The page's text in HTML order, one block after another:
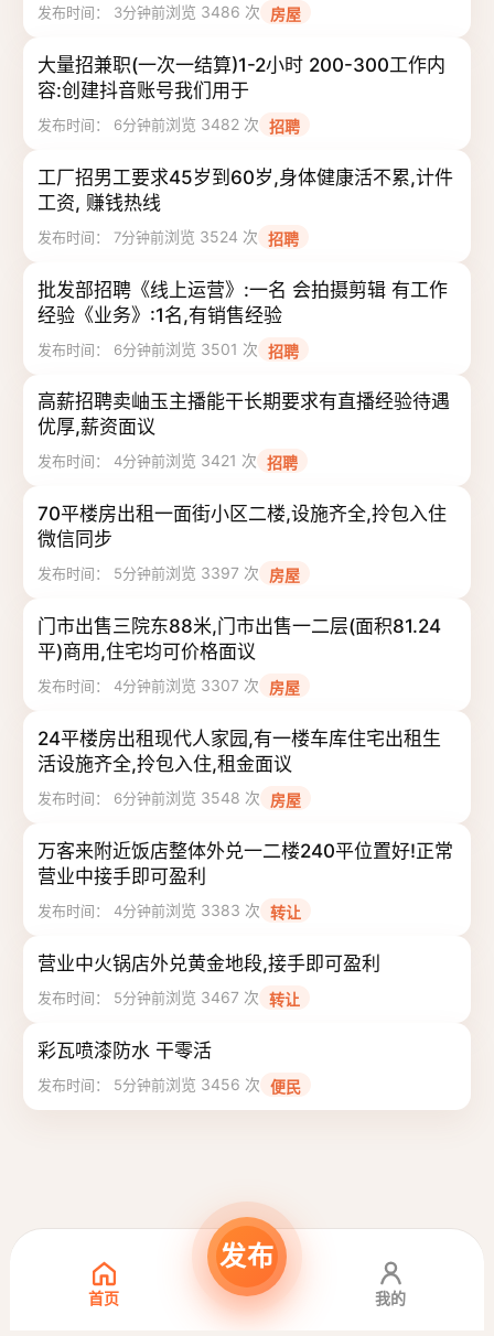
发布时间： 3分钟前浏览 3486 次 房屋
大量招兼职(一次一结算)1-2小时 200-300工作内
容:创建抖音账号我们用于
发布时间： 6分钟前浏览 3482 次 招聘
工厂招男工要求45岁到60岁,身体健康活不累,计件
工资, 赚钱热线
发布时间： 7分钟前浏览 3524 次 招聘
批发部招聘《线上运营》:一名 会拍摄剪辑 有工作
经验《业务》:1名,有销售经验
发布时间： 6分钟前浏览 3501 次 招聘
高薪招聘卖岫玉主播能干长期要求有直播经验待遇
优厚,薪资面议
发布时间： 4分钟前浏览 3421 次 招聘
70平楼房出租一面街小区二楼,设施齐全,拎包入住
微信同步
发布时间： 5分钟前浏览 3397 次 房屋
门市出售三院东88米,门市出售一二层(面积81.24
平)商用,住宅均可价格面议
发布时间： 4分钟前浏览 3307 次 房屋
24平楼房出租现代人家园,有一楼车库住宅出租生
活设施齐全,拎包入住,租金面议
发布时间： 6分钟前浏览 3548 次 房屋
万客来附近饭店整体外兑一二楼240平位置好!正常
营业中接手即可盈利
发布时间： 4分钟前浏览 3383 次 转让
营业中火锅店外兑黄金地段,接手即可盈利
发布时间： 5分钟前浏览 3467 次 转让
彩瓦喷漆防水 干零活
发布时间： 5分钟前浏览 3456 次 便民
首页
发布
我的